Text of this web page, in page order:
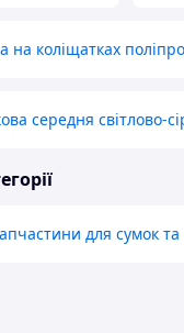
на коліщатках
середня світлово-
для сумок та